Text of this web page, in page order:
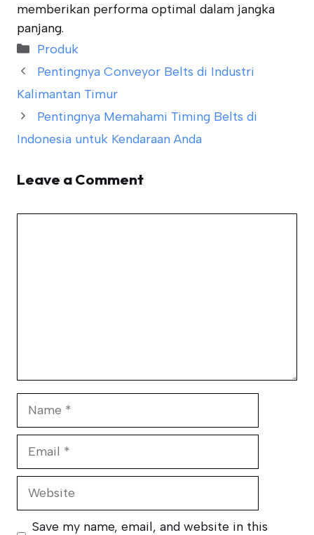
memberikan performa optimal dalam jangka
panjang.
Categories
Produk
Pentingnya Conveyor Belts di Industri
Kalimantan Timur
Pentingnya Memahami Timing Belts di
Indonesia untuk Kendaraan Anda
Leave a Comment
Website
Save my name, email, and website in this